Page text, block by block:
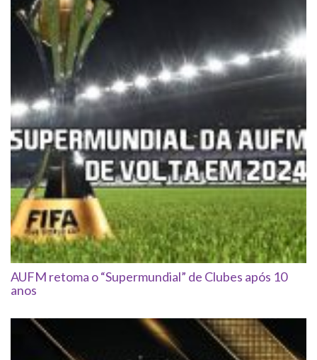
AUFM retoma o “Supermundial” de Clubes após 10
anos